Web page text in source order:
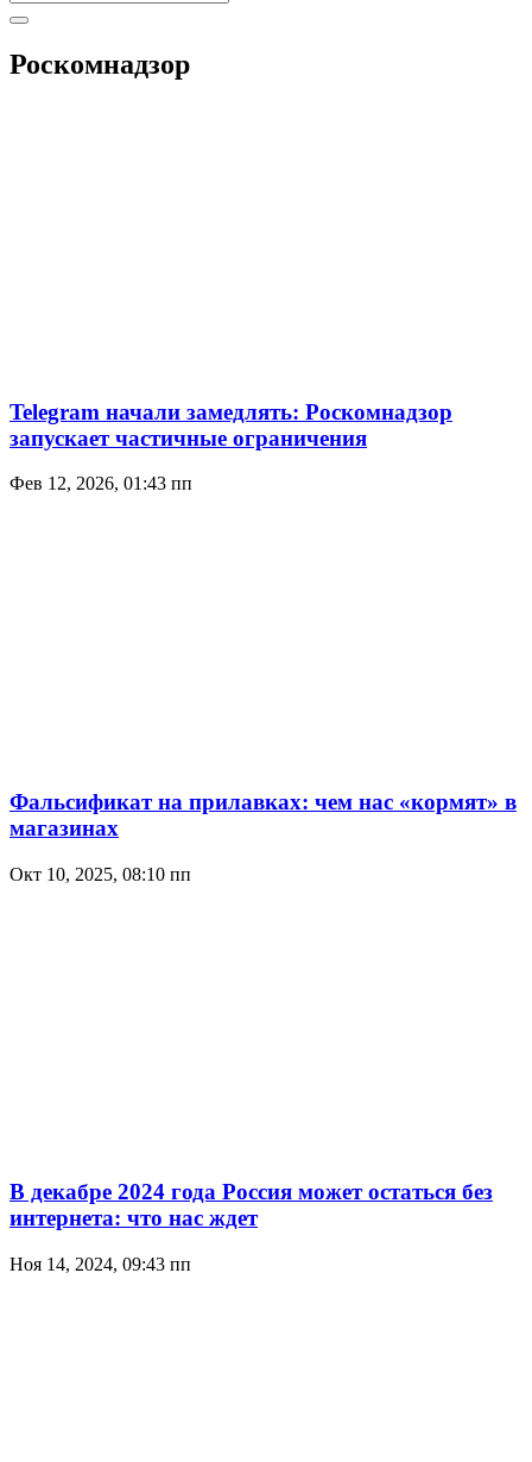
Роскомнадзор
Telegram начали замедлять: Роскомнадзор
запускает частичные ограничения
Фев 12, 2026, 01:43 пп
Фальсификат на прилавках: чем нас «кормят» в
магазинах
Окт 10, 2025, 08:10 пп
В декабре 2024 года Россия может остаться без
интернета: что нас ждет
Ноя 14, 2024, 09:43 пп